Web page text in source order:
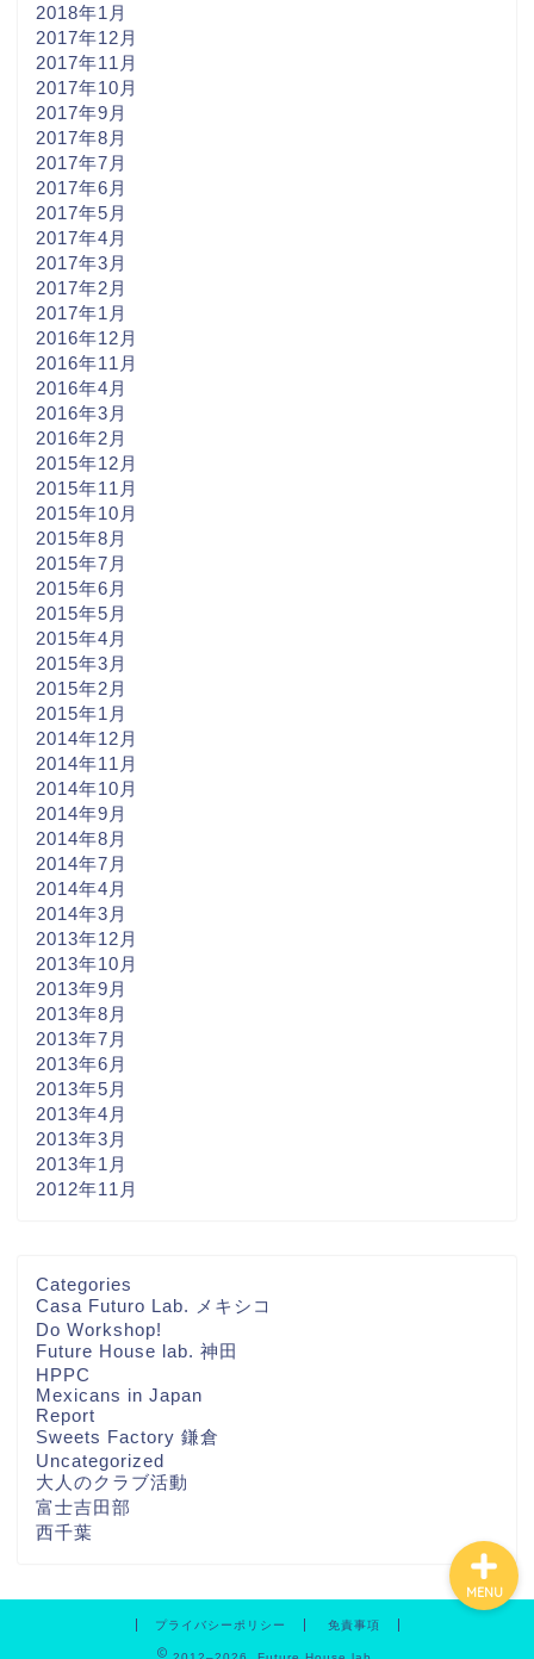
2018年1月
2017年12月
2017年11月
2017年10月
2017年9月
2017年8月
2017年7月
2017年6月
2017年5月
2017年4月
2017年3月
2017年2月
2017年1月
2016年12月
2016年11月
2016年4月
2016年3月
2016年2月
2015年12月
2015年11月
2015年10月
2015年8月
2015年7月
2015年6月
2015年5月
2015年4月
2015年3月
2015年2月
2015年1月
2014年12月
2014年11月
2014年10月
2014年9月
2014年8月
2014年7月
2014年4月
2014年3月
2013年12月
2013年10月
2013年9月
2013年8月
2013年7月
2013年6月
2013年5月
2013年4月
2013年3月
2013年1月
2012年11月
Categories
Casa Futuro Lab. メキシコ
Do Workshop!
Future House lab. 神田
HPPC
Mexicans in Japan
Report
Sweets Factory 鎌倉
Uncategorized
大人のクラブ活動
富士吉田部
西千葉
プライバシーポリシー 免責事項
MENU
NETWORKについて